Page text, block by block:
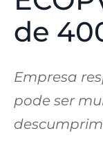
de
Empresa
pode ser